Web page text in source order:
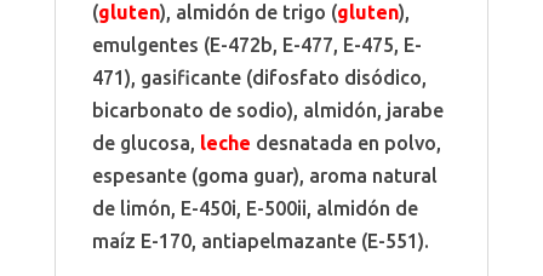
(gluten), almidón de trigo (gluten),
emulgentes (E-472b, E-477, E-475, E-
471), gasificante (difosfato disódico,
bicarbonato de sodio), almidón, jarabe
de glucosa, leche desnatada en polvo,
espesante (goma guar), aroma natural
de limón, E-450i, E-500ii, almidón de
maíz E-170, antiapelmazante (E-551).